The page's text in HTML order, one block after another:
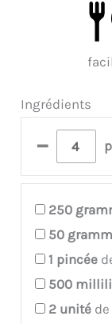
Ingrédients
–
250
50
1 pincée
500
2 unité